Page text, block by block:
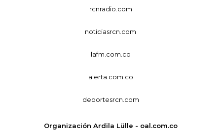
rcnradio.com
noticiasrcn.com
lafm.com.co
alerta.com.co
deportesrcn.com
Organización Ardila Lülle - oal.com.co